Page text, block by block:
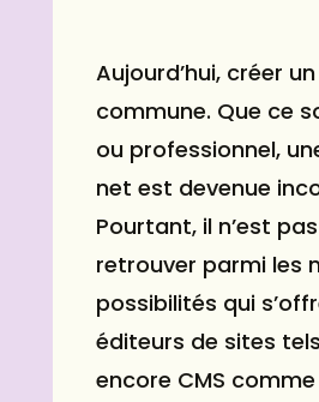
Aujourd’hui, créer
commune. Que ce
ou professionnel,
net est devenue
Pourtant, il n’est
retrouver parmi les
possibilités qui
éditeurs de sites
encore CMS